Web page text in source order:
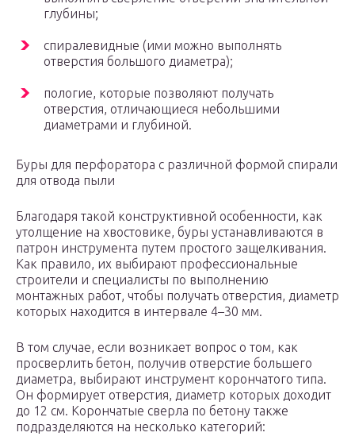
глубины;
спиралевидные (ими можно выполнять
отверстия большого диаметра);
пологие, которые позволяют получать
отверстия, отличающиеся небольшими
диаметрами и глубиной.
Буры для перфоратора с различной формой спирали
для отвода пыли
Благодаря такой конструктивной особенности, как
утолщение на хвостовике, буры устанавливаются в
патрон инструмента путем простого защелкивания.
Как правило, их выбирают профессиональные
строители и специалисты по выполнению
монтажных работ, чтобы получать отверстия, диаметр
которых находится в интервале 4–30 мм.
В том случае, если возникает вопрос о том, как
просверлить бетон, получив отверстие большего
диаметра, выбирают инструмент корончатого типа.
Он формирует отверстия, диаметр которых доходит
до 12 см. Корончатые сверла по бетону также
подразделяются на несколько категорий: